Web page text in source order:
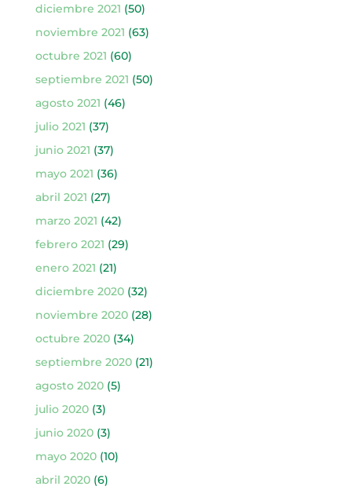
diciembre 2021 (50)
noviembre 2021 (63)
octubre 2021 (60)
septiembre 2021 (50)
agosto 2021 (46)
julio 2021 (37)
junio 2021 (37)
mayo 2021 (36)
abril 2021 (27)
marzo 2021 (42)
febrero 2021 (29)
enero 2021 (21)
diciembre 2020(32)
noviembre 2020(28)
octubre 2020(34)
septiembre 2020(21)
agosto 2020(5)
julio 2020(3)
junio 2020(3)
mayo 2020(10)
abril 2020(6)